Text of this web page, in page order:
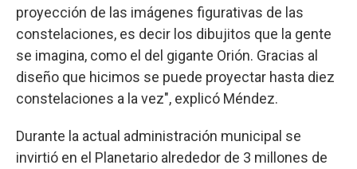
proyección de las imágenes figurativas de las
constelaciones, es decir los dibujitos que la gente
se imagina, como el del gigante Orión. Gracias al
diseño que hicimos se puede proyectar hasta diez
constelaciones a la vez", explicó Méndez.
Durante la actual administración municipal se
invirtió en el Planetario alrededor de 3 millones de